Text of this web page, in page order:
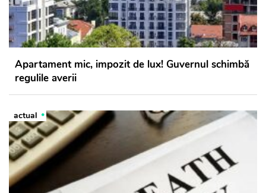
Apartament mic, impozit de lux! Guvernul schimbă
regulile averii
actual